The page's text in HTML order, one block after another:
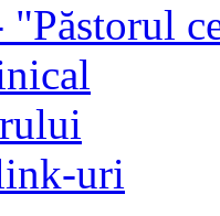
uri